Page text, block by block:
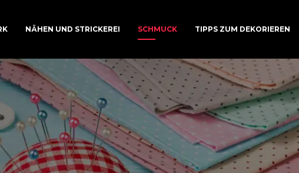
NÄHEN UND STRICKEREI SCHMUCK TIPPS ZUM DEKORIEREN